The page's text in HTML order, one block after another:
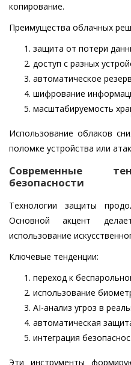
копирование.
Преимущества облачных
защита от потери
доступ с разных
автоматическое
шифрование
масштабируемость
Использование облаков
поломке устройства или
Современные
безопасности
Технологии защиты
Основной акцент
использование
Ключевые тенденции:
переход к
использование
AI-анализ угроз в
автоматическая
интеграция
Эти инструменты